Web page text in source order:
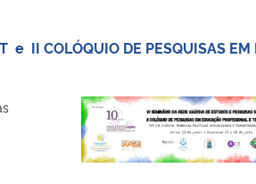
e II COLÓQUIO DE PESQUISAS EM